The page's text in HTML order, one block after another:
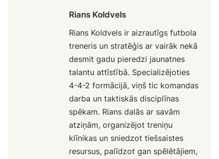
Rians Koldvels
Rians Koldvels ir aizrautīgs futbola
treneris un stratēģis ar vairāk nekā
desmit gadu pieredzi jaunatnes
talantu attīstībā. Specializējoties
4-4-2 formācijā, viņš tic komandas
darba un taktiskās disciplīnas
spēkam. Rians dalās ar savām
atziņām, organizējot treniņu
klīnikas un sniedzot tiešsaistes
resursus, palīdzot gan spēlētājiem,